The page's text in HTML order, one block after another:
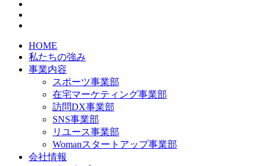
HOME
私たちの強み
事業内容
スポーツ事業部
在宅マーケティング事業部
訪問DX事業部
SNS事業部
リユース事業部
Womanスタートアップ事業部
会社情報